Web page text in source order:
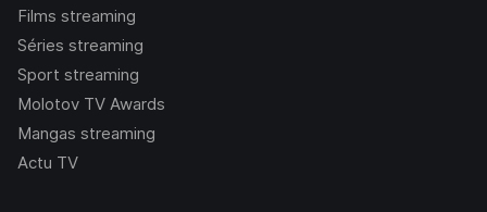
Films streaming
Séries streaming
Sport streaming
Molotov TV Awards
Mangas streaming
Actu TV